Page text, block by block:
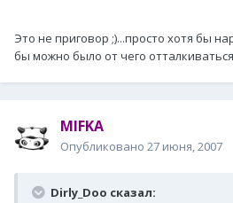
Это не приговор ;)...просто хотя бы
бы можно было от чего
MIFKA
Опубликовано 27 июня, 2007
Dirly_Doo сказал: